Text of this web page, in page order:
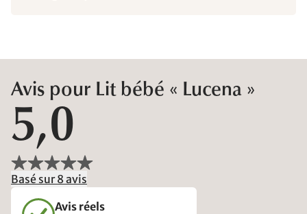
Avis pour Lit bébé « Lucena »
5,0
Basé sur 8 avis
Avis réels